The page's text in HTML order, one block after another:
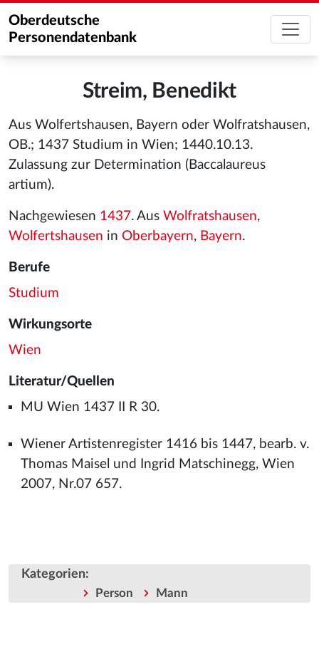
Oberdeutsche
Personendatenbank
Streim, Benedikt
Aus Wolfertshausen, Bayern oder Wolfratshausen,
OB.; 1437 Studium in Wien; 1440.10.13.
Zulassung zur Determination (Baccalaureus
artium).
Nachgewiesen 1437. Aus Wolfratshausen,
Wolfertshausen in Oberbayern, Bayern.
Berufe
Studium
Wirkungsorte
Wien
Literatur/Quellen
MU Wien 1437 II R 30.
Wiener Artistenregister 1416 bis 1447, bearb. v.
Thomas Maisel und Ingrid Matschinegg, Wien
2007, Nr.07 657.
Kategorien:
Person Mann